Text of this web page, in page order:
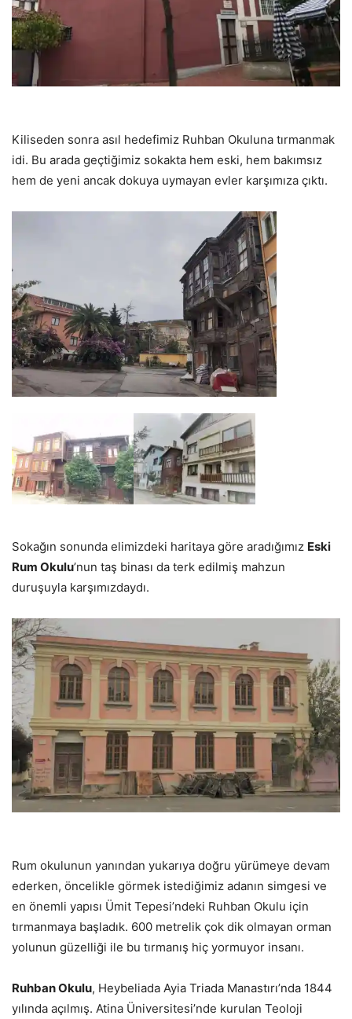
Kiliseden sonra asıl hedefimiz Ruhban Okuluna tırmanmak
idi. Bu arada geçtiğimiz sokakta hem eski, hem bakımsız
hem de yeni ancak dokuya uymayan evler karşımıza çıktı.
Sokağın sonunda elimizdeki haritaya göre aradığımız Eski
Rum Okulu’nun taş binası da terk edilmiş mahzun
duruşuyla karşımızdaydı.
Rum okulunun yanından yukarıya doğru yürümeye devam
ederken, öncelikle görmek istediğimiz adanın simgesi ve
en önemli yapısı Ümit Tepesi’ndeki Ruhban Okulu için
tırmanmaya başladık. 600 metrelik çok dik olmayan orman
yolunun güzelliği ile bu tırmanış hiç yormuyor insanı.
Ruhban Okulu, Heybeliada Ayia Triada Manastırı’nda 1844
yılında açılmış. Atina Üniversitesi’nde kurulan Teoloji